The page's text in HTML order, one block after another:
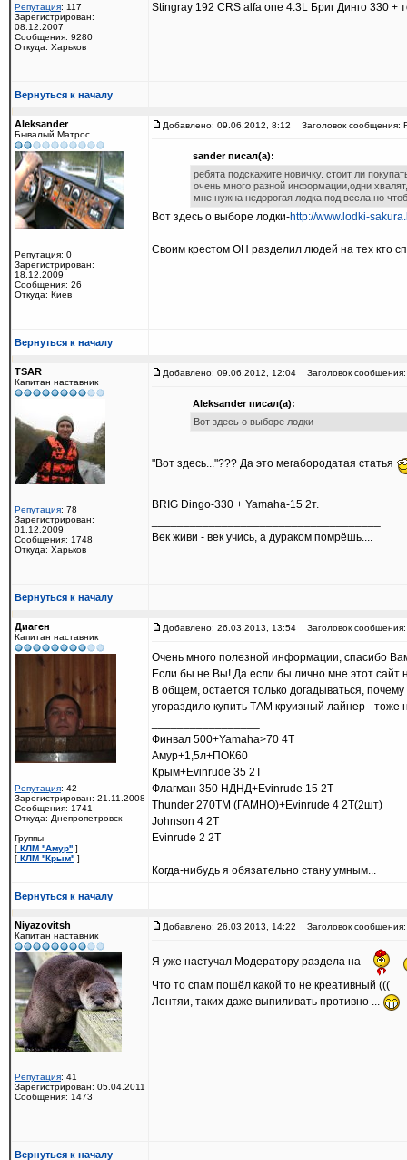
Репутация: 117
Зарегистрирован:
08.12.2007
Сообщения: 9280
Откуда: Харьков
Stingray 192 CRS alfa one 4.3L Бриг Динго 330 +
Вернуться к началу
Aleksandеr
Бывалый Матрос
Репутация: 0
Зарегистрирован:
18.12.2009
Сообщения: 26
Откуда: Киев
Добавлено: 09.06.2012, 8:12 Заголовок сообщения:
sander писал(а):
ребята подскажите новичку. стоит ли
очень много разной информации,одни
мне нужна недорогая лодка под весла,но
Вот здесь о выборе лодки-http://www.lodki-
Своим крестом ОН разделил людей на тех кто
Вернуться к началу
TSAR
Капитан наставник
Репутация: 78
Зарегистрирован:
01.12.2009
Сообщения: 1748
Откуда: Харьков
Добавлено: 09.06.2012, 12:04 Заголовок
Aleksandеr писал(а):
Вот здесь о выборе лодки
"Вот здесь..."??? Да это мегабородатая статья
BRIG Dingo-330 + Yamaha-15 2т.
Век живи - век учись, а дураком помрёшь....
Вернуться к началу
Диаген
Капитан наставник
Репутация: 42
Зарегистрирован: 21.11.2008
Сообщения: 1741
Откуда: Днепропетровск
Группы
[ КЛМ ''Амур'' ]
[ КЛМ ''Крым'' ]
Добавлено: 26.03.2013, 13:54 Заголовок сообщения:
Очень много полезной информации, спасибо
Если бы не Вы! Да если бы лично мне этот сайт
В общем, остается только догадываться,
угораздило купить ТАМ круизный лайнер - тоже
Финвал 500+Yamaha>70 4Т
Амур+1,5л+ПОК60
Крым+Evinrude 35 2Т
Флагман 350 НДНД+Evinrude 15 2Т
Thunder 270ТМ (ГАМНО)+Evinrude 4 2Т(2шт)
Johnson 4 2T
Evinrude 2 2Т
Когда-нибудь я обязательно стану умным...
Вернуться к началу
Niyazovitsh
Капитан наставник
Репутация: 41
Зарегистрирован: 05.04.2011
Сообщения: 1473
Добавлено: 26.03.2013, 14:22 Заголовок сообщения:
Я уже настучал Модератору раздела на
Что то спам пошёл какой то не креативный (((
Лентяи, таких даже выпиливать противно ...
Вернуться к началу